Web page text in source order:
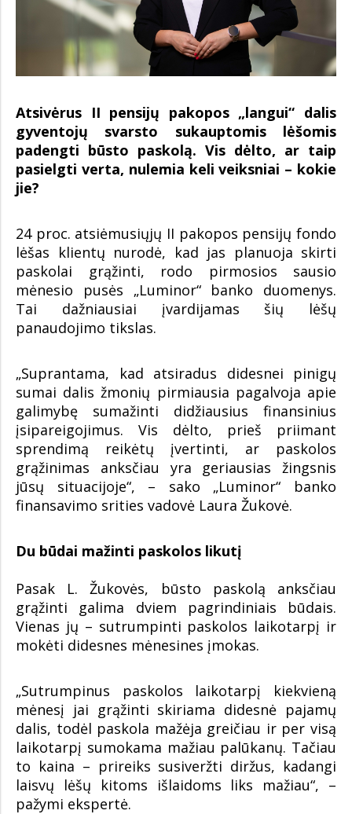
Atsivėrus II pensijų pakopos „langui“ dalis
gyventojų svarsto sukauptomis lėšomis
padengti būsto paskolą. Vis dėlto, ar taip
pasielgti verta, nulemia keli veiksniai – kokie
jie?
24 proc. atsiėmusiųjų II pakopos pensijų fondo
lėšas klientų nurodė, kad jas planuoja skirti
paskolai grąžinti, rodo pirmosios sausio
mėnesio pusės „Luminor“ banko duomenys.
Tai dažniausiai įvardijamas šių lėšų
panaudojimo tikslas.
„Suprantama, kad atsiradus didesnei pinigų
sumai dalis žmonių pirmiausia pagalvoja apie
galimybę sumažinti didžiausius finansinius
įsipareigojimus. Vis dėlto, prieš priimant
sprendimą reikėtų įvertinti, ar paskolos
grąžinimas anksčiau yra geriausias žingsnis
jūsų situacijoje“, – sako „Luminor“ banko
finansavimo srities vadovė Laura Žukovė.
Du būdai mažinti paskolos likutį
Pasak L. Žukovės, būsto paskolą anksčiau
grąžinti galima dviem pagrindiniais būdais.
Vienas jų – sutrumpinti paskolos laikotarpį ir
mokėti didesnes mėnesines įmokas.
„Sutrumpinus paskolos laikotarpį kiekvieną
mėnesį jai grąžinti skiriama didesnė pajamų
dalis, todėl paskola mažėja greičiau ir per visą
laikotarpį sumokama mažiau palūkanų. Tačiau
to kaina – prireiks susiveržti diržus, kadangi
laisvų lėšų kitoms išlaidoms liks mažiau“, –
pažymi ekspertė.